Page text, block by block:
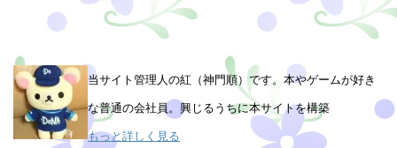
当サイト管理人の紅（神門順）です。本やゲームが好き
な普通の会社員。興じるうちに本サイトを構築
もっと詳しく見る